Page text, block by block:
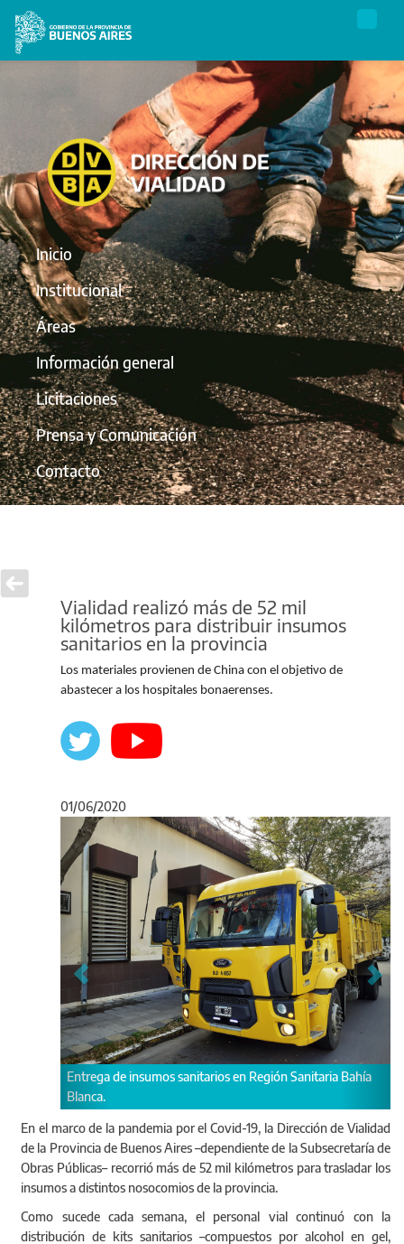
Inicio
Institucional
Áreas
Información general
Licitaciones
Prensa y Comunicación
Contacto
Vialidad realizó más de 52 mil
kilómetros para distribuir insumos
sanitarios en la provincia
Los materiales provienen de China con el objetivo de
abastecer a los hospitales bonaerenses.
01/06/2020
sanitarios en Región Sanitaria Bahía
Personal vial trasladó
Carrillo de Ciudadela.
Anterior
En el marco de la pandemia por el Covid-19, la Dirección de Vialidad
de la Provincia de Buenos Aires –dependiente de la Subsecretaría de
Obras Públicas– recorrió más de 52 mil kilómetros para trasladar los
insumos a distintos nosocomios de la provincia.
Como sucede cada semana, el personal vial continuó con la
distribución de kits sanitarios –compuestos por alcohol en gel,